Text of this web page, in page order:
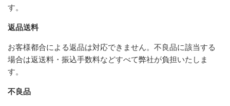
す。
返品送料
お客様都合による返品は対応できません。不良品に該当する
場合は返送料・振込手数料などすべて弊社が負担いたしま
す。
不良品